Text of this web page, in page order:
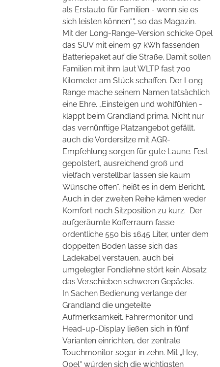
als Erstauto für Familien - wenn sie es
sich leisten können““, so das Magazin.
Mit der Long-Range-Version schicke Opel
das SUV mit einem 97 kWh fassenden
Batteriepaket auf die Straße. Damit sollen
Familien mit ihm laut WLTP fast 700
Kilometer am Stück schaffen. Der Long
Range mache seinem Namen tatsächlich
eine Ehre. „Einsteigen und wohlfühlen -
klappt beim Grandland prima. Nicht nur
das vernünftige Platzangebot gefällt,
auch die Vordersitze mit AGR-
Empfehlung sorgen für gute Laune. Fest
gepolstert, ausreichend groß und
vielfach verstellbar lassen sie kaum
Wünsche offen“, heißt es in dem Bericht.
Auch in der zweiten Reihe kämen weder
Komfort noch Sitzposition zu kurz. Der
aufgeräumte Kofferraum fasse
ordentliche 550 bis 1645 Liter, unter dem
doppelten Boden lasse sich das
Ladekabel verstauen, auch bei
umgelegter Fondlehne stört kein Absatz
das Verschieben schweren Gepäcks.
In Sachen Bedienung verlange der
Grandland die ungeteilte
Aufmerksamkeit. Fahrermonitor und
Head-up-Display ließen sich in fünf
Varianten einrichten, der zentrale
Touchmonitor sogar in zehn. Mit „Hey,
Opel“ würden sich die wichtigsten